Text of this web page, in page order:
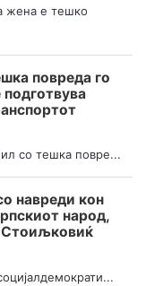
жена е тешко
повреда го
подготвува
со тешка повре...
навреди кон
народ,
Стоиљковиќ